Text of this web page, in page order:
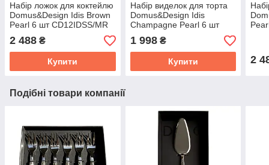
Набір ложок для коктейлю
Domus&Design Idis Brown
Pearl 6 шт CD12IDSS/MR
2 488 ₴
Купити
Набір виделок для торта
Domus&Design Idis
Champagne Pearl 6 шт
CD4IDSS/CH
1 998₴
Купити 2
Подібні товари компанії